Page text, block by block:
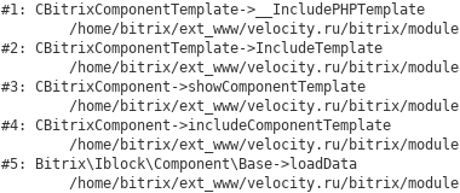
#1: CBitrixComponentTemplate->__IncludePHPTemplate
#2: CBitrixComponentTemplate->IncludeTemplate
#3: CBitrixComponent->showComponentTemplate
#4: CBitrixComponent->includeComponentTemplate
#5: Bitrix\Iblock\Component\Base->loadData